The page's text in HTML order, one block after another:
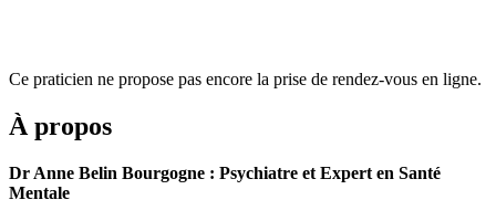
Ce praticien ne propose pas encore la prise de rendez-vous en ligne.
À propos
Dr Anne Belin Bourgogne : Psychiatre et Expert en Santé
Mentale